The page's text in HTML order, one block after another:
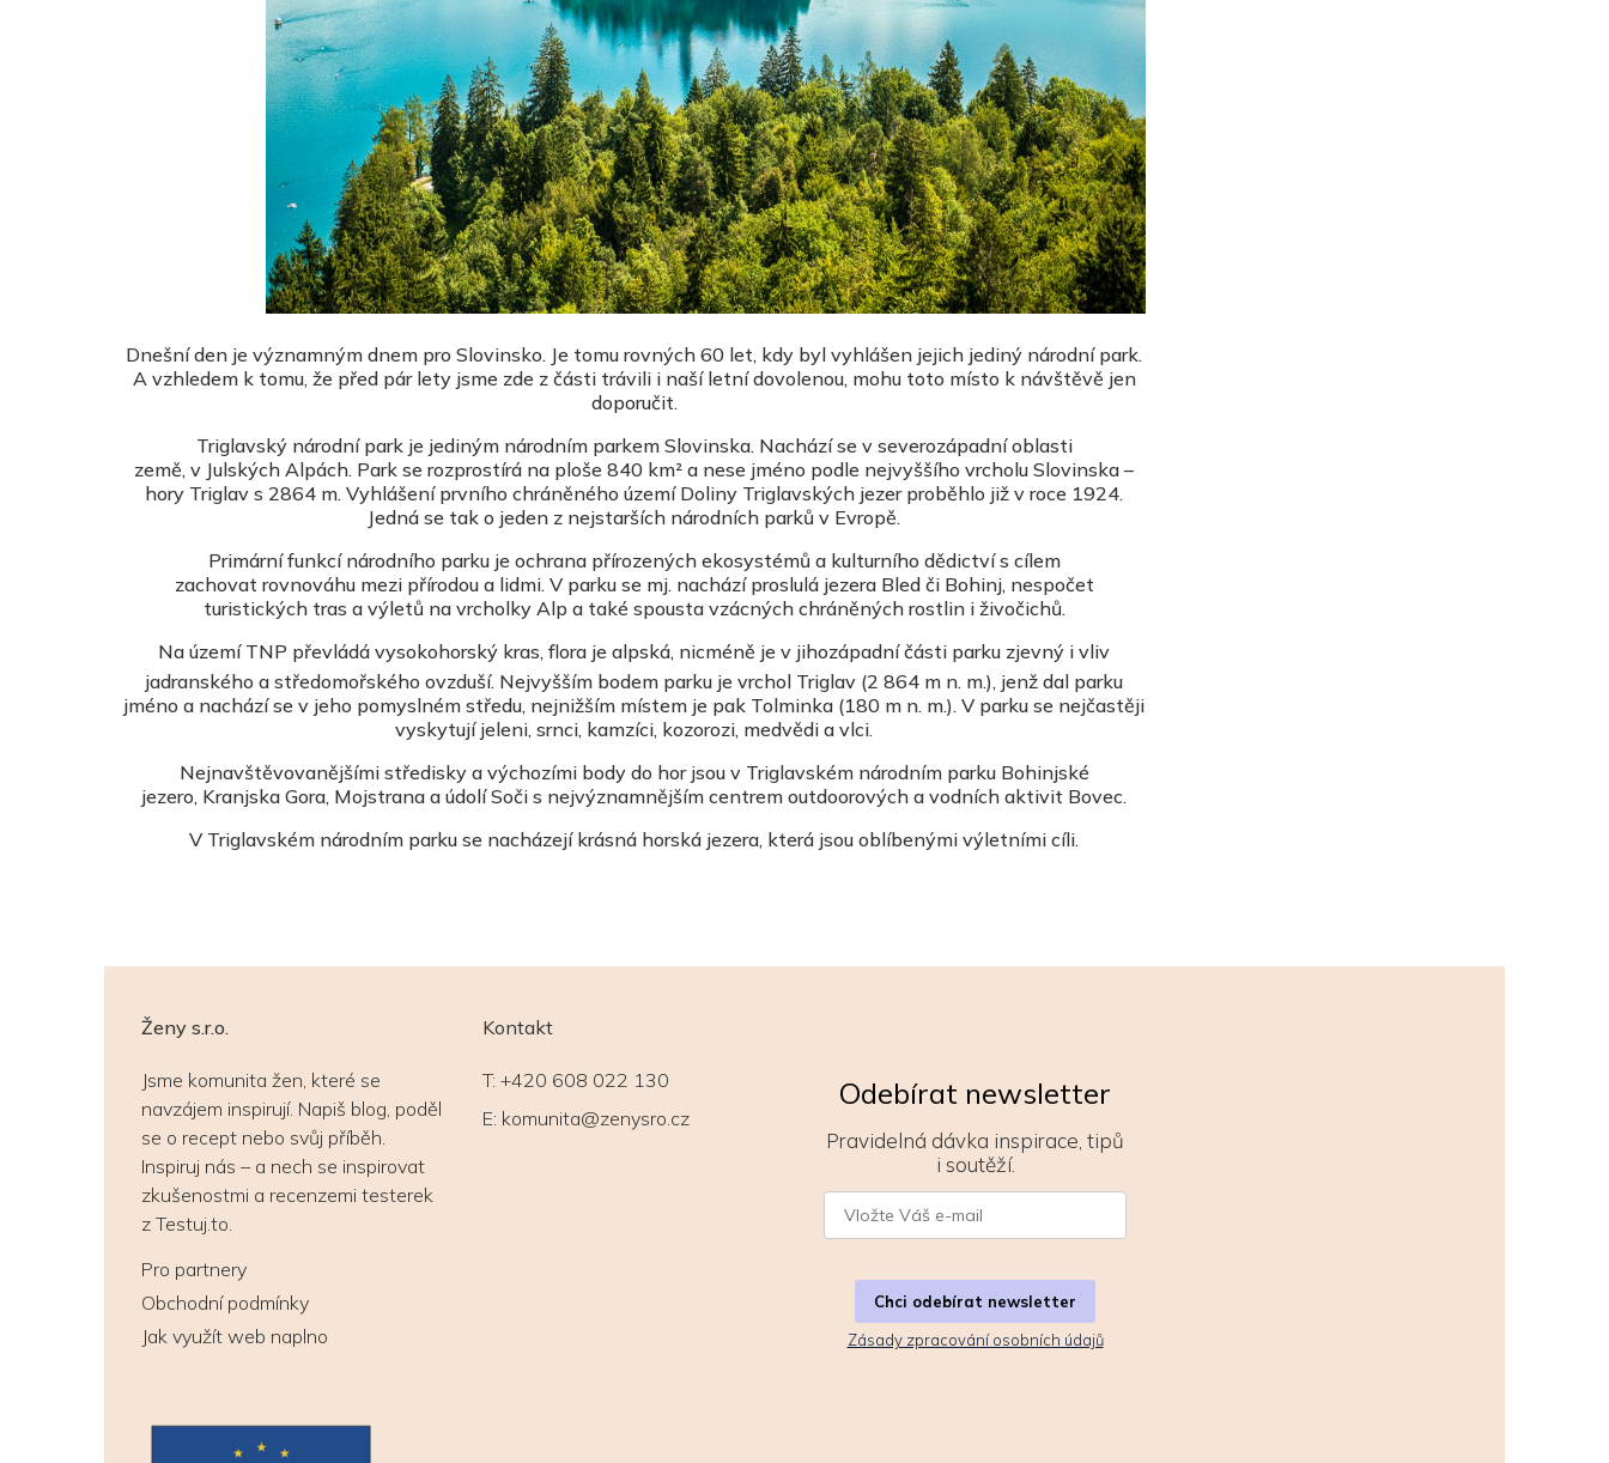
Dnešní den je významným dnem pro Slovinsko. Je tomu rovných 60 let, kdy byl vyhlášen jejich jediný národní park.
A vzhledem k tomu, že před pár lety jsme zde z části trávili i naší letní dovolenou, mohu toto místo k návštěvě jen
doporučit.
Triglavský národní park je jediným národním parkem Slovinska. Nachází se v severozápadní oblasti
země, v Julských Alpách. Park se rozprostírá na ploše 840 km² a nese jméno podle nejvyššího vrcholu Slovinska –
hory Triglav s 2864 m. Vyhlášení prvního chráněného území Doliny Triglavských jezer proběhlo již v roce 1924.
Jedná se tak o jeden z nejstarších národních parků v Evropě.
Primární funkcí národního parku je ochrana přírozených ekosystémů a kulturního dědictví s cílem
zachovat rovnováhu mezi přírodou a lidmi. V parku se mj. nachází proslulá jezera Bled či Bohinj, nespočet
turistických tras a výletů na vrcholky Alp a také spousta vzácných chráněných rostlin i živočichů.
Na území TNP převládá vysokohorský kras, flora je alpská, nicméně je v jihozápadní části parku zjevný i vliv
jadranského a středomořského ovzduší. Nejvyšším bodem parku je vrchol Triglav (2 864 m n. m.), jenž dal parku
jméno a nachází se v jeho pomyslném středu, nejnižším místem je pak Tolminka (180 m n. m.). V parku se nejčastěji
vyskytují jeleni, srnci, kamzíci, kozorozi, medvědi a vlci.
Nejnavštěvovanějšími středisky a výchozími body do hor jsou v Triglavském národním parku Bohinjské
jezero, Kranjska Gora, Mojstrana a údolí Soči s nejvýznamnějším centrem outdoorových a vodních aktivit Bovec.
V Triglavském národním parku se nacházejí krásná horská jezera, která jsou oblíbenými výletními cíli.
Ženy s.r.o.
Jsme komunita žen, které se
navzájem inspirují. Napiš blog, poděl
se o recept nebo svůj příběh.
Inspiruj nás – a nech se inspirovat
zkušenostmi a recenzemi testerek
z Testuj.to.
Pro partnery
Obchodní podmínky
Jak využít web naplno
Kontakt
T: +420 608 022 130
E: komunita@zenysro.cz
Odebírat newsletter
Pravidelná dávka inspirace, tipů
i soutěží.
Chci odebírat newsletter
Zásady zpracování osobních údajů